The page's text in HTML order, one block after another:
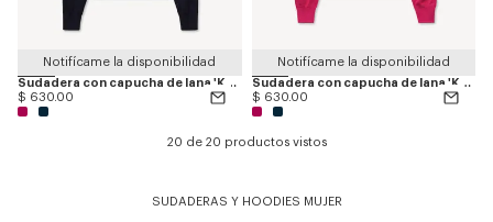
Notifícame la disponibilidad
Sudadera con capucha de lana 'KENZO Eiffel Tower Design'
$ 630.00
Notifícame la disponibilidad
Sudadera con capucha de lana 'KENZO Eiffel Tower Design'
$ 630.00
20 de 20 productos vistos
SUDADERAS Y HOODIES MUJER